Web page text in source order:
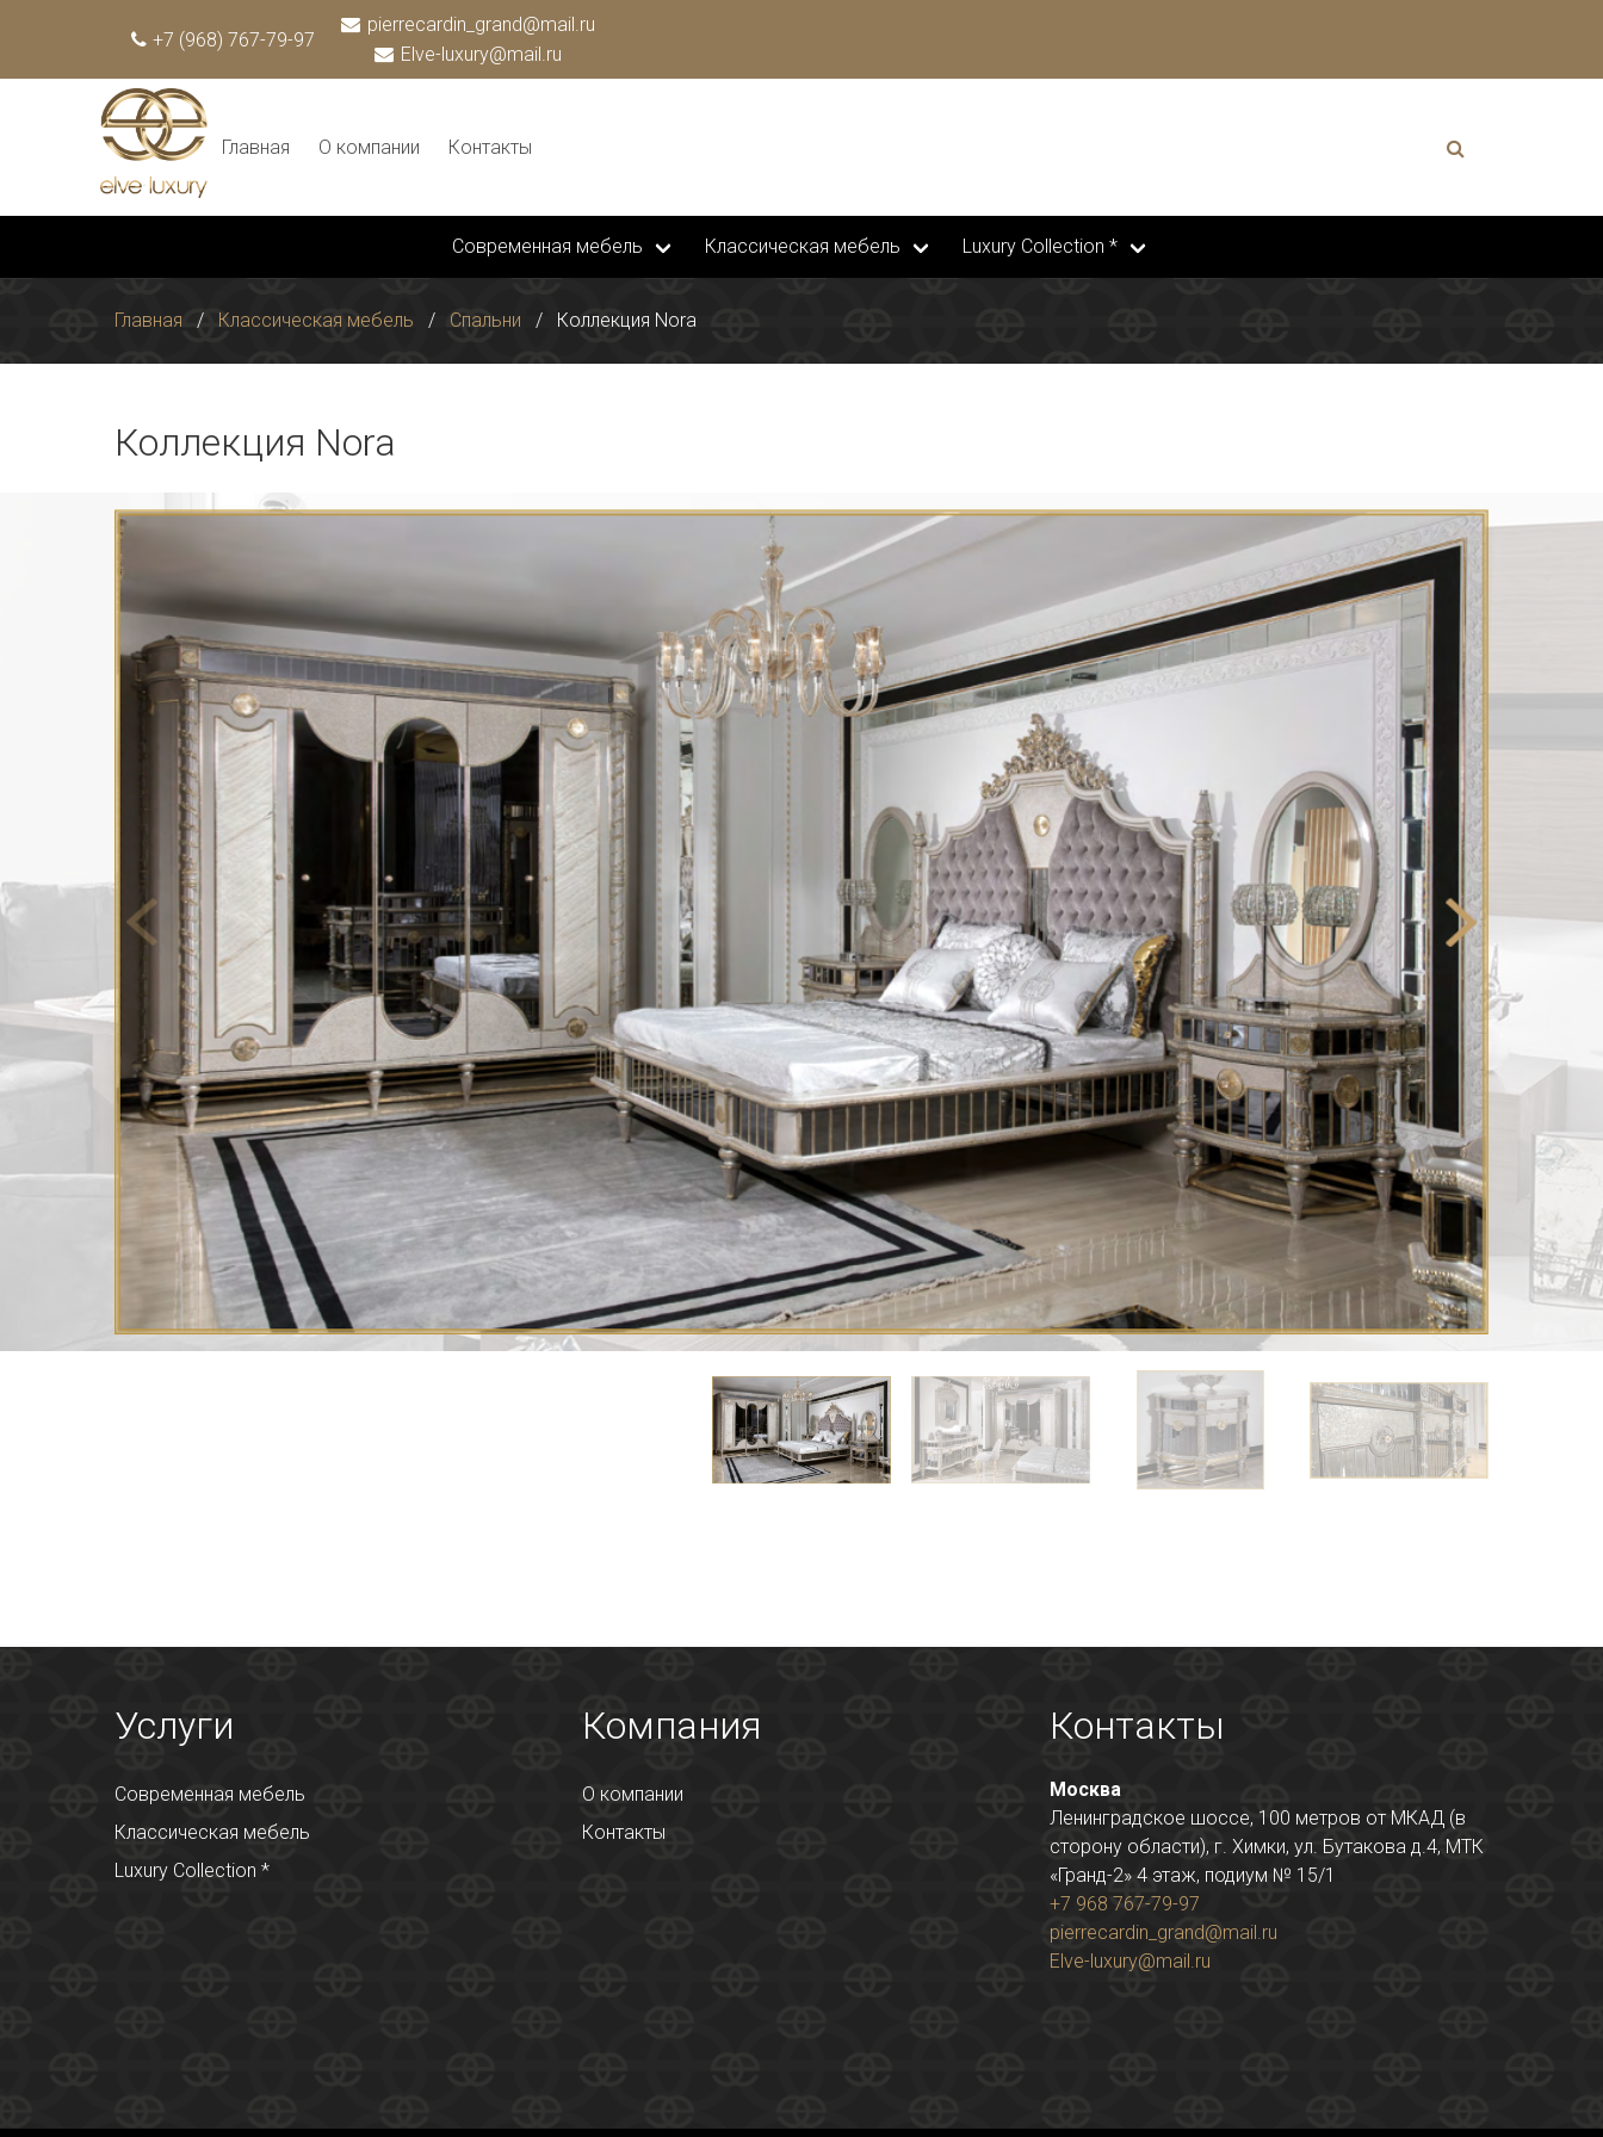
+7 (968) 767-79-97
pierrecardin_grand@mail.ru
Elve-luxury@mail.ru
Главная О компании Контакты
Современная мебель Классическая мебель Luxury Collection *
Главная Классическая мебель Спальни Коллекция Nora
Коллекция Nora
Услуги
Современная мебель
Классическая мебель
Luxury Collection *
Компания
О компании
Контакты
Контакты
Москва
Ленинградское шоссе, 100 метров от МКАД (в
сторону области), г. Химки, ул. Бутакова д.4, МТК
«Гранд-2» 4 этаж, подиум № 15/1
+7 968 767-79-97
pierrecardin_grand@mail.ru
Elve-luxury@mail.ru